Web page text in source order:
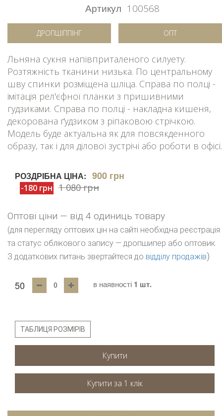
Артикул 100568
ДРОПШІППІНГ ОПТ
Льняна сукня напівприталеного силуету.
Розтяжність тканини низька. По центральному
шву спинки розміщена шліца. Справа по полці -
імітація рел'єфної планки з пришивними
гудзиками. Справа по полці - накладна кишеня,
декорована ґудзиком з ріпаковою стрічкою.
Модель буде актуальна як для повсякденного
образу, так і для ділової зустрічі або роботи в офісі.
РОЗДРІБНА ЦІНА: 900 грн
-180 грн 1 080 грн
Оптові ціни — від 4 одиниць товару
(для перегляду оптових цін на сайті необхідна реєстрація
та статус облікового запису — дропшипер або оптовик.
З додаткових питань звертайтеся до відділу продажів)
50 в наявності 1 шт.
ТАБЛИЦЯ РОЗМІРІВ
Купити